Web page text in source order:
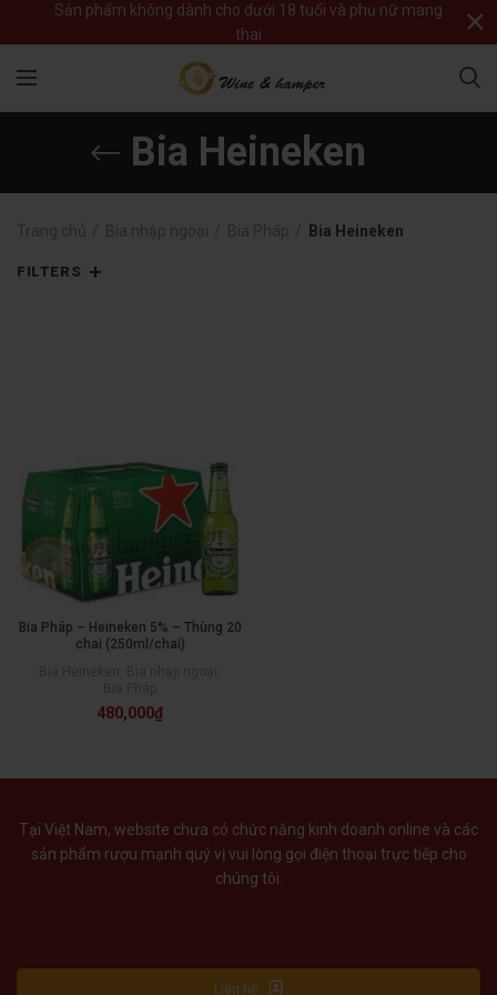
Bia Heineken
Bia Heineken
FILTERS
Bia Pháp – Heineken 5% – Thùng 20
chai (250ml/chai)
480,000₫
Tại Việt Nam, website chưa có chức năng kinh doanh online và các
sản phẩm rượu mạnh quý vị vui lòng gọi điện thoại trực tiếp cho
chúng tôi.
Liên hệ
Sản phẩm không dành cho dưới 18 tuổi và phụ nữ mang
thai